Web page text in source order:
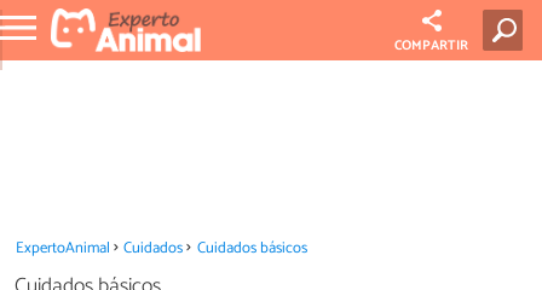
COMPARTIR
ExpertoAnimal Cuidados Cuidados básicos